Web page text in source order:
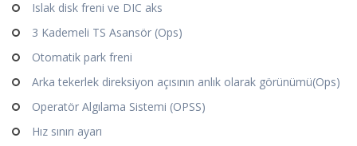
Islak disk freni ve DIC aks
3 Kademeli TS Asansör (Ops)
Otomatik park freni
Arka tekerlek direksiyon açısının anlık olarak görünümü(Ops)
Operatör Algılama Sistemi (OPSS)
Hız sınırı ayarı